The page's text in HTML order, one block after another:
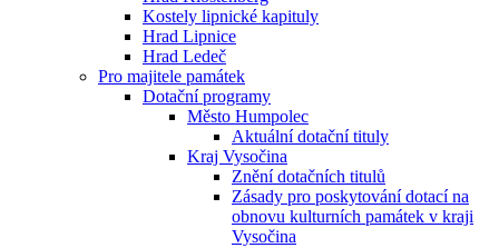
Kostely lipnické kapituly
Hrad Lipnice
Hrad Ledeč
Pro majitele památek
Dotační programy
Město Humpolec
Aktuální dotační tituly
Kraj Vysočina
Znění dotačních titulů
Zásady pro poskytování dotací na
obnovu kulturních památek v kraji
Vysočina